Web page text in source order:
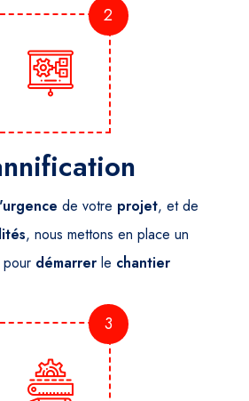
2
de votre projet, et de
, nous mettons en place un
démarrerle chantier
3